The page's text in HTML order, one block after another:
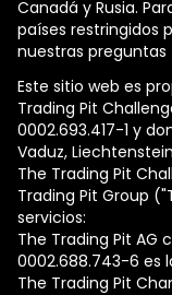
Canadá y Rusia.
países restringidos
nuestras
Este sitio web es
Trading Pit
0002.693.417-1 y
Vaduz,
The Trading Pit
Trading Pit Group
servicios:
The Trading Pit AG
0002.688.743-6 es
The Trading Pit